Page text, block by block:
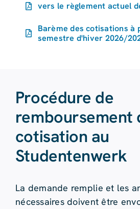
vers le règlement actuel
Barème des cotisations à
semestre d'hiver 2026/
Procédure de
remboursement
cotisation au
Studentenwerk
La demande remplie et les
nécessaires doivent être